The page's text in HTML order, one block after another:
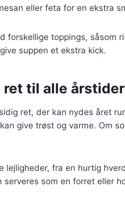
eller feta for en ekstra
forskellige toppings, såsom
suppen et ekstra kick.
ret til alle
ret, der kan nydes året
give trøst og varme. Om
lejligheder, fra en hurtig
serveres som en forret eller